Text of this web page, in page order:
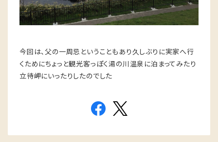
今回は、父の一周忌ということもあり久しぶりに実家へ行
くためにちょっと観光客っぽく湯の川温泉に泊まってみたり
立待岬にいったりしたのでした